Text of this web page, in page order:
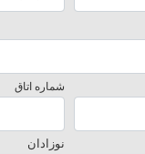
شماره اتاق
نوزادان